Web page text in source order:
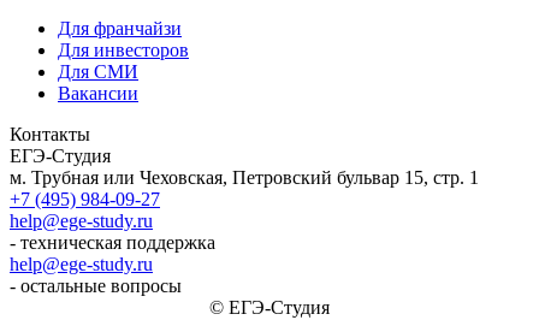
Для франчайзи
Для инвесторов
Для СМИ
Вакансии
Контакты
ЕГЭ-Студия
м. Трубная или Чеховская, Петровский бульвар 15, стр. 1
+7 (495) 984-09-27
help@ege-study.ru
- техническая поддержка
help@ege-study.ru
- остальные вопросы
© ЕГЭ-Студия